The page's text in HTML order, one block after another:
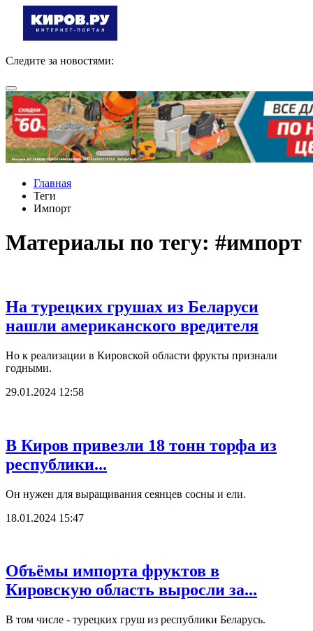
Следите за новостями:
Главная
Теги
Импорт
Материалы по тегу: #импорт
На турецких грушах из Беларуси
нашли американского вредителя
Но к реализации в Кировской области фрукты признали
годными.
29.01.2024 12:58
В Киров привезли 18 тонн торфа из
республики...
Он нужен для выращивания сеянцев сосны и ели.
18.01.2024 15:47
Объёмы импорта фруктов в
Кировскую область выросли за...
В том числе - турецких груш из республики Беларусь.